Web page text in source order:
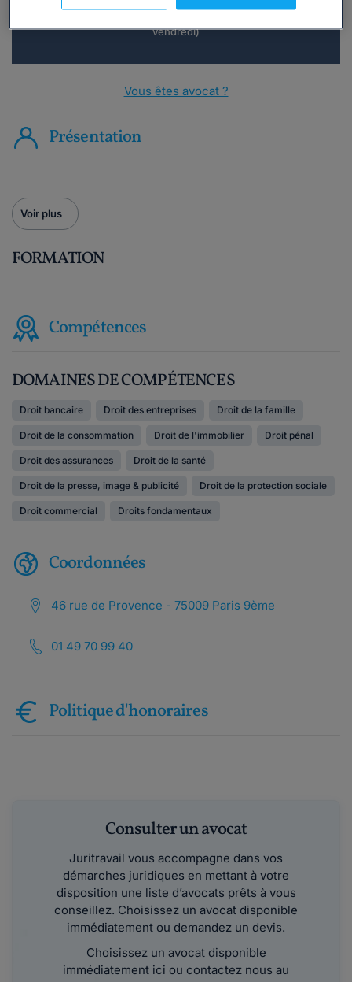
vendredi)
Vous êtes avocat ?
Présentation
Voir plus
FORMATION
Compétences
DOMAINES DE COMPÉTENCES
Droit bancaire Droit des entreprises Droit de la famille
Droit de la consommation Droit de l'immobilier Droit pénal
Droit des assurances Droit de la santé
Droit de la presse, image & publicité Droit de la protection sociale
Droit commercial Droits fondamentaux
Coordonnées
46 rue de Provence - 75009 Paris 9ème
01 49 70 99 40
Politique d'honoraires
Consulter un avocat
Juritravail vous accompagne dans vos
démarches juridiques en mettant à votre
disposition une liste d’avocats prêts à vous
conseillez. Choisissez un avocat disponible
immédiatement ou demandez un devis.
Choisissez un avocat disponible
immédiatement ici ou contactez nous au